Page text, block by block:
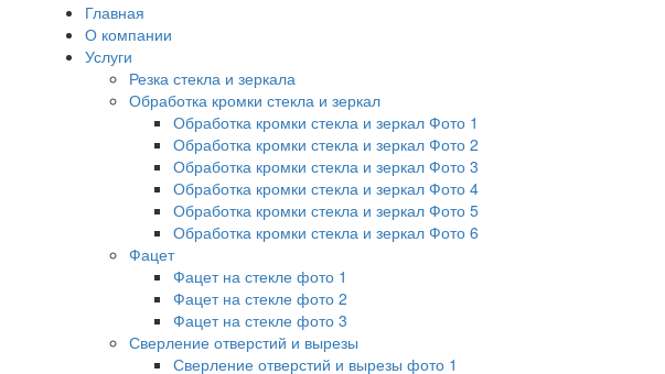
Главная
О компании
Услуги
Резка стекла и зеркала
Обработка кромки стекла и зеркал
Обработка кромки стекла и зеркал Фото 1
Обработка кромки стекла и зеркал Фото 2
Обработка кромки стекла и зеркал Фото 3
Обработка кромки стекла и зеркал Фото 4
Обработка кромки стекла и зеркал Фото 5
Обработка кромки стекла и зеркал Фото 6
Фацет
Фацет на стекле фото 1
Фацет на стекле фото 2
Фацет на стекле фото 3
Сверление отверстий и вырезы
Сверление отверстий и вырезы фото 1